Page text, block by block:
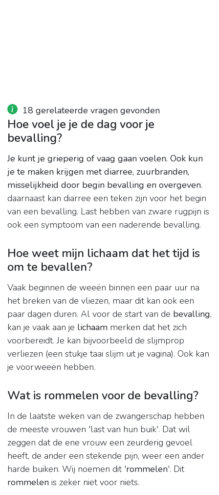
18 gerelateerde vragen gevonden
Hoe voel je je de dag voor je
bevalling?
Je kunt je grieperig of vaag gaan voelen. Ook kun
je te maken krijgen met diarree, zuurbranden,
misselijkheid door begin bevalling en overgeven.
daarnaast kan diarree een teken zijn voor het begin
van een bevalling. Last hebben van zware rugpijn is
ook een symptoom van een naderende bevalling.
Hoe weet mijn lichaam dat het tijd is
om te bevallen?
Vaak beginnen de weeën binnen een paar uur na
het breken van de vliezen, maar dit kan ook een
paar dagen duren. Al voor de start van de bevalling,
kan je vaak aan je lichaam merken dat het zich
voorbereidt. Je kan bijvoorbeeld de slijmprop
verliezen (een stukje taai slijm uit je vagina). Ook kan
je voorweeën hebben.
Wat is rommelen voor de bevalling?
In de laatste weken van de zwangerschap hebben
de meeste vrouwen 'last van hun buik'. Dat wil
zeggen dat de ene vrouw een zeurderig gevoel
heeft, de ander een stekende pijn, weer een ander
harde buiken. Wij noemen dit 'rommelen'. Dit
rommelen is zeker niet voor niets.